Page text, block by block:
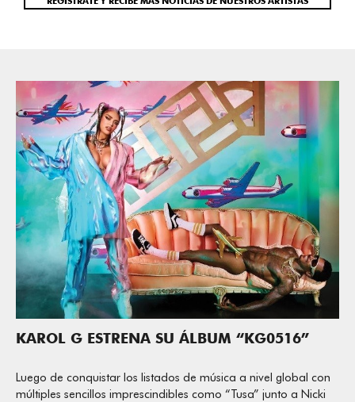
KAROL G ESTRENA SU ÁLBUM “KG0516”
Luego de conquistar los listados de música a nivel global con
múltiples sencillos imprescindibles como “Tusa” junto a Nicki